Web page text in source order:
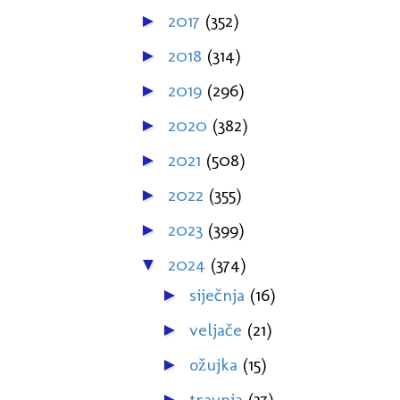
► 2017 (352)
► 2018 (314)
► 2019 (296)
► 2020 (382)
► 2021 (508)
► 2022 (355)
► 2023 (399)
▼ 2024 (374)
► siječnja (16)
► veljače (21)
► ožujka (15)